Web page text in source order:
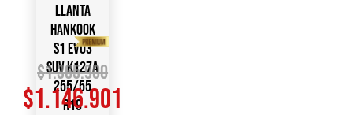
Llanta
HANKOOK
S1 Evo3
SUV K127A
255/55
R19
$1.365.900
$1.146.901